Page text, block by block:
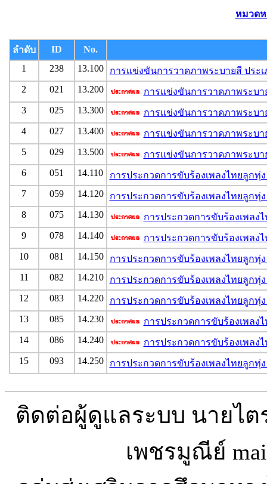
หมวด
ลำดับ ID
No.
1
238 13.100
การแข่งขันการวาดภาพระบายสี ประ
2
021 13.200
การแข่งขันการวาดภาพระบ
3
025 13.300
การแข่งขันการวาดภาพระบา
4
027 13.400
การแข่งขันการวาดภาพระบา
5
029 13.500
การแข่งขันการวาดภาพระบ
6
051 14.110
การประกวดการขับร้องเพลงไทยลูกทุ่
7
059 14.120
การประกวดการขับร้องเพลงไทยลูก
8
075 14.130
การประกวดการขับร้องเพลง
9
078 14.140
การประกวดการขับร้องเพลง
10
081 14.150
การประกวดการขับร้องเพลงไทยลูกทุ่
11
082 14.210
การประกวดการขับร้องเพลงไทยลูกทุ่
12
083 14.220
การประกวดการขับร้องเพลงไทยลูก
13
085 14.230
การประกวดการขับร้องเพลง
14
086 14.240
การประกวดการขับร้องเพลง
15
093 14.250 การประกวดการขับร้องเพลงไทยลูกทุ่
ติดต่อผู้ดูแลระบบ นายไ
เพชรมูณีย์